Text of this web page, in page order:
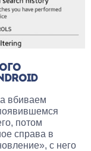
вбиваем
потом
справа в
с него